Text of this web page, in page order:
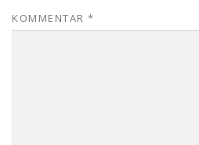
KOMMENTAR *